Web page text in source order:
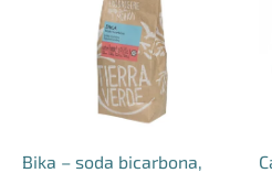
Bika – soda bicarbona,